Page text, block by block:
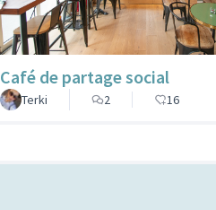
Café de partage social
Terki
2 16